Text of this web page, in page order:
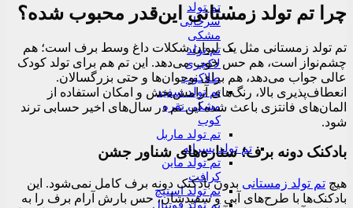
تم تولد
سرخابی
مشکی
تم تولد
لاکچری
طلاکوب
تم تولد سفید
مشکی نقره
کوب
تم تولد ماربل
تم تولد پسرانه
تم تولد ماین
کرافت
تم تولد استیچ
تم تولد فوتبال
چرا تم تولد زمستانی این‌قدر محبوب شده؟
تم تولد زمستانی مثل یک لیوان شکلات داغ وسط برف است؛ هم
چشم‌نواز است، هم حس خوب می‌دهد. این تم هم برای تولد کودک
عالی جواب می‌دهد، هم برای نوجوان‌ها و حتی بزرگسالان.
انعطاف‌پذیری بالا، رنگ‌های آرامش‌بخش و امکان استفاده از
المان‌های فانتزی باعث شده این تم در سال‌های اخیر حسابی ترند
شود.
بادکنک دونه برف؛ ستاره‌های شناور جشن
هیچ تم تولد زمستانی بدون بادکنک دونه برف کامل نمی‌شود. این
بادکنک‌ها با طرح‌های آبی و سفیدشان، حس بارش آرام برف را به